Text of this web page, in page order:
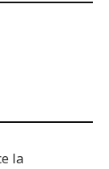
la